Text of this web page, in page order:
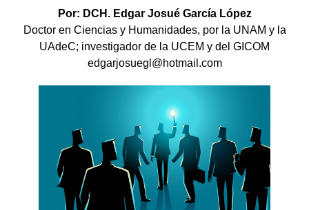
Por: DCH. Edgar Josué García López
Doctor en Ciencias y Humanidades, por la UNAM y la
UAdeC; investigador de la UCEM y del GICOM
edgarjosuegl@hotmail.com